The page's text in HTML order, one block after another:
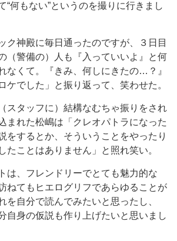
“何もない”というのを撮りに行きまし
神殿に毎日通ったのですが、３日目
（警備の）人も『入っていいよ』と何
なくて。『きみ、何しにきたの…？』
ケでした」と振り返って、笑わせた。
スタッフに）結構なむちゃ振りをされ
まれた松嶋は「クレオパトラになった
をするとか、そういうことをやったり
たことはありません」と照れ笑い。
は、フレンドリーでとても魅力的な
ねてもヒエログリフであらゆることが
を自分で読んでみたいと思ったし、
自身の仮説も作り上げたいと思いまし